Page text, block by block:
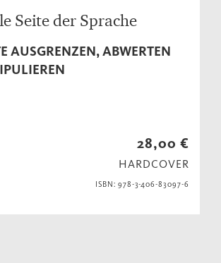
Seite der Sprache
AUSGRENZEN, ABWERTEN
28,00 €
HARDCOVER
ISBN: 978-3-406-83097-6